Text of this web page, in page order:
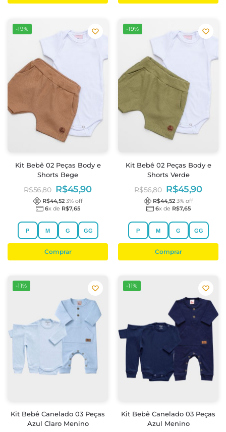
-19%
Kit Bebê 02 Peças Body e
Shorts Bege
R$56,80 R$45,90
R$44,52 3% off
6x de R$7,65
P M G GG
Comprar
-19%
Kit Bebê 02 Peças Body e
Shorts Verde
R$56,80 R$45,90
R$44,52 3% off
6x de R$7,65
P M G GG
Comprar
-11%
Kit Bebê Canelado 03 Peças
Azul Claro Menino
-11%
Kit Bebê Canelado 03 Peças
Azul Menino